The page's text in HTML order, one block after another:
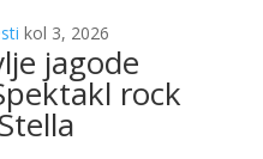
kol 3, 2026
jagode
rock